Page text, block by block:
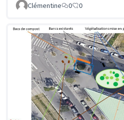
Clémentine
0 0